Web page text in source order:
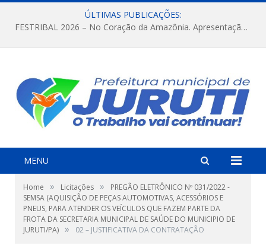
ÚLTIMAS PUBLICAÇÕES:
FESTRIBAL 2026 – No Coração da Amazônia. Apresentação da Munduruku.
MENU
Home » Licitações »
PREGÃO ELETRÔNICO Nº 031/2022 -
SEMSA (AQUISIÇÃO DE PEÇAS AUTOMOTIVAS, ACESSÓRIOS E
PNEUS, PARA ATENDER OS VEÍCULOS QUE FAZEM PARTE DA
FROTA DA SECRETARIA MUNICIPAL DE SAÚDE DO MUNICIPIO DE
JURUTI/PA) » 02 – JUSTIFICATIVA DA CONTRATAÇÃO